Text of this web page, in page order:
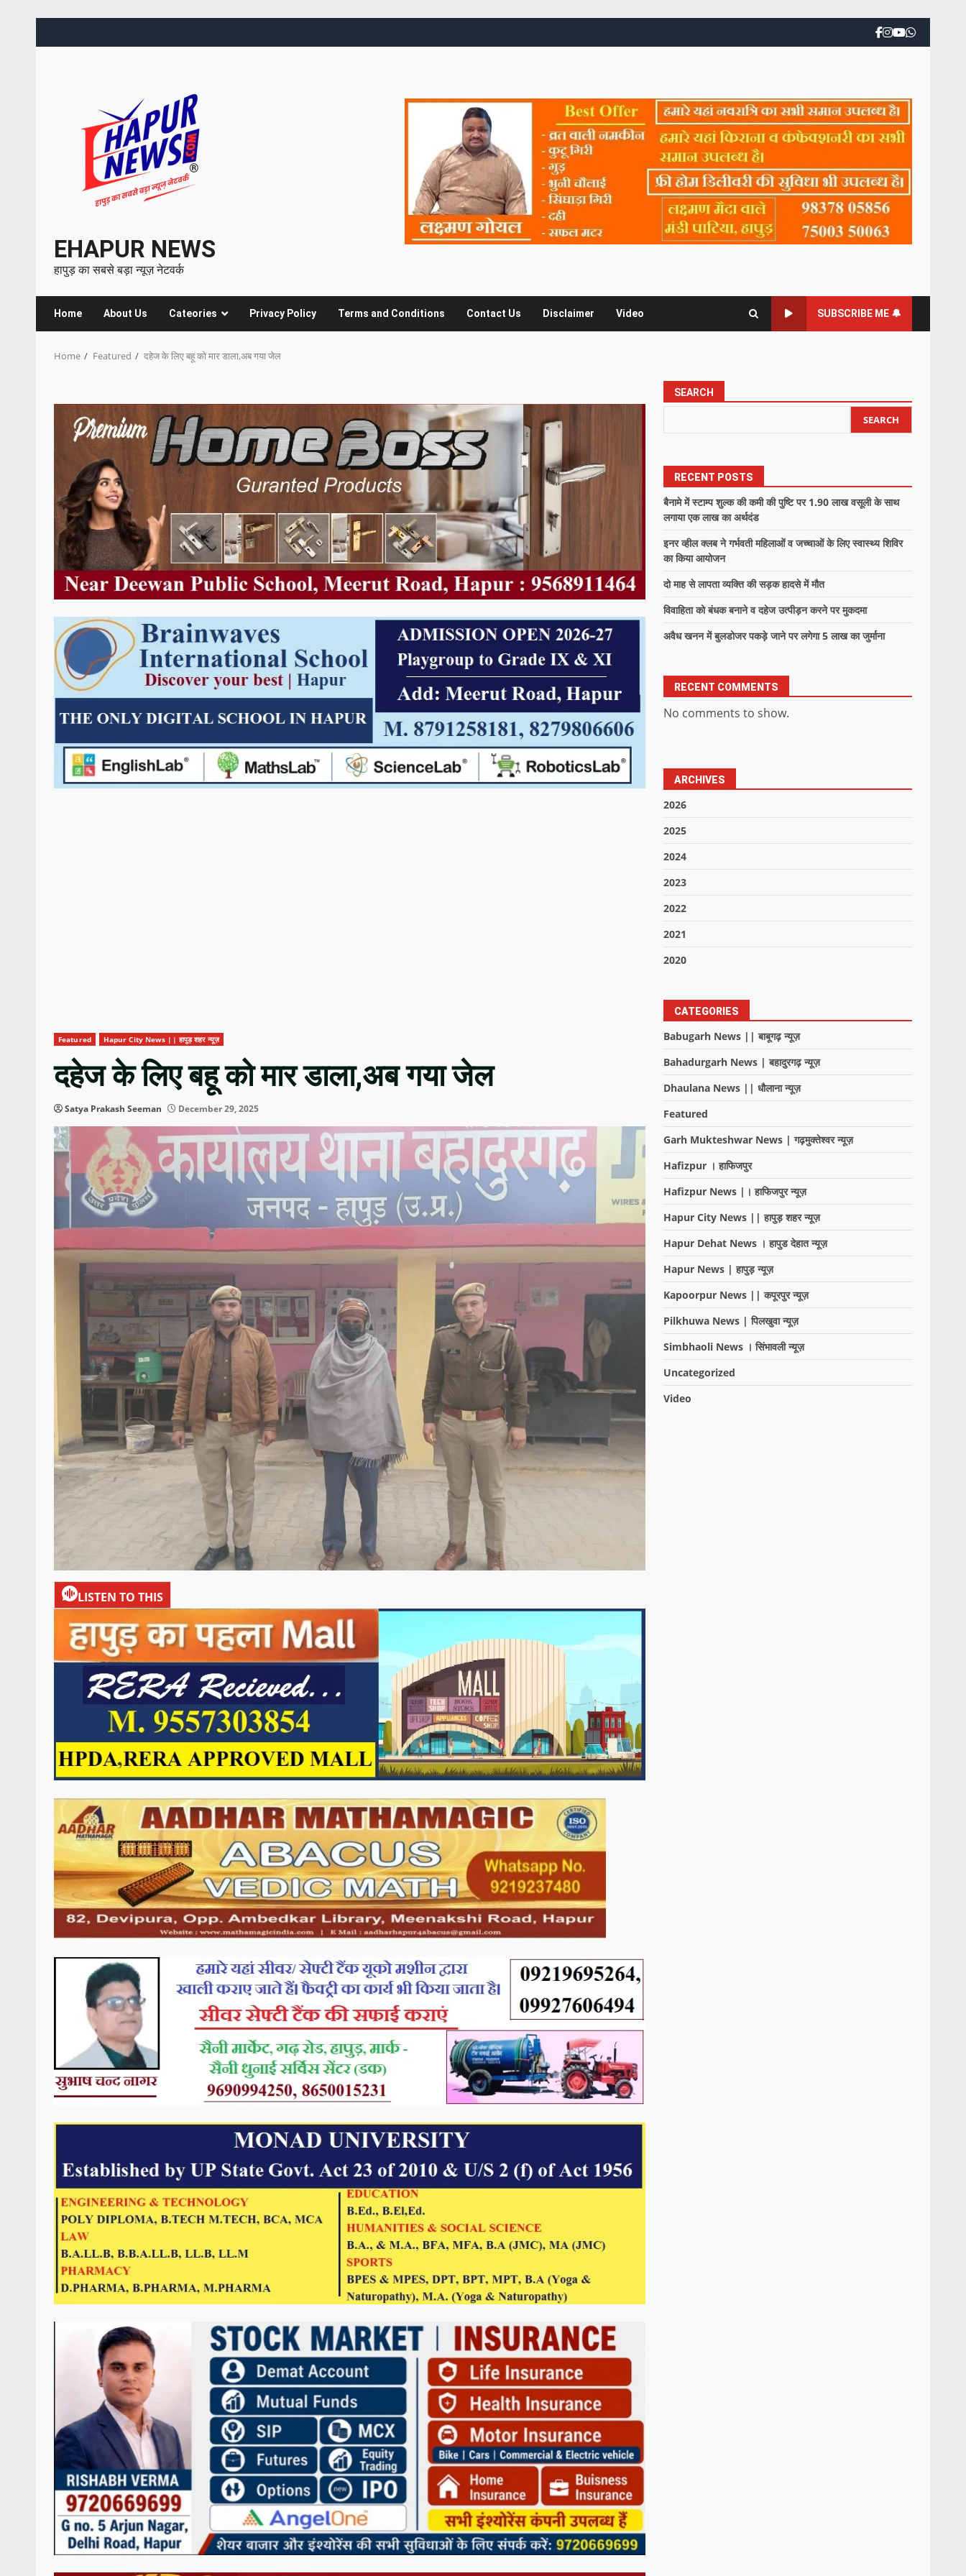
EHAPUR NEWS
हापुड़ का सबसे बड़ा न्यूज़ नेटवर्क
Home About Us Cateories Privacy Policy Terms and Conditions Contact Us Disclaimer Video SUBSCRIBE ME 🔔
Home Featured दहेज के लिए बहू को मार डाला,अब गया जेल
Featured Hapur City News || हापुड़ शहर न्यूज़
दहेज के लिए बहू को मार डाला,अब गया जेल
Satya Prakash Seeman December 29, 2025
LISTEN TO THIS
SEARCH
SEARCH
RECENT POSTS
बैनामे में स्टाम्प शुल्क की कमी की पुष्टि पर 1.90 लाख वसूली के साथ
लगाया एक लाख का अर्थदंड
इनर व्हील क्लब ने गर्भवती महिलाओं व जच्चाओं के लिए स्वास्थ्य शिविर
का किया आयोजन
दो माह से लापता व्यक्ति की सड़क हादसे में मौत
विवाहिता को बंधक बनाने व दहेज उत्पीड़न करने पर मुकदमा
अवैध खनन में बुलडोजर पकड़े जाने पर लगेगा 5 लाख का जुर्माना
RECENT COMMENTS
No comments to show.
ARCHIVES
2026
2025
2024
2023
2022
2021
2020
CATEGORIES
Babugarh News || बाबूगढ़ न्यूज़
Bahadurgarh News | बहादुरगढ़ न्यूज़
Dhaulana News || धौलाना न्यूज़
Featured
Garh Mukteshwar News | गढ़मुक्तेश्वर न्यूज़
Hafizpur । हाफिजपुर
Hafizpur News |। हाफिजपुर न्यूज़
Hapur City News || हापुड़ शहर न्यूज़
Hapur Dehat News । हापुड देहात न्यूज़
Hapur News | हापुड़ न्यूज़
Kapoorpur News || कपूरपुर न्यूज़
Pilkhuwa News | पिलखुवा न्यूज़
Simbhaoli News । सिंभावली न्यूज़
Uncategorized
Video